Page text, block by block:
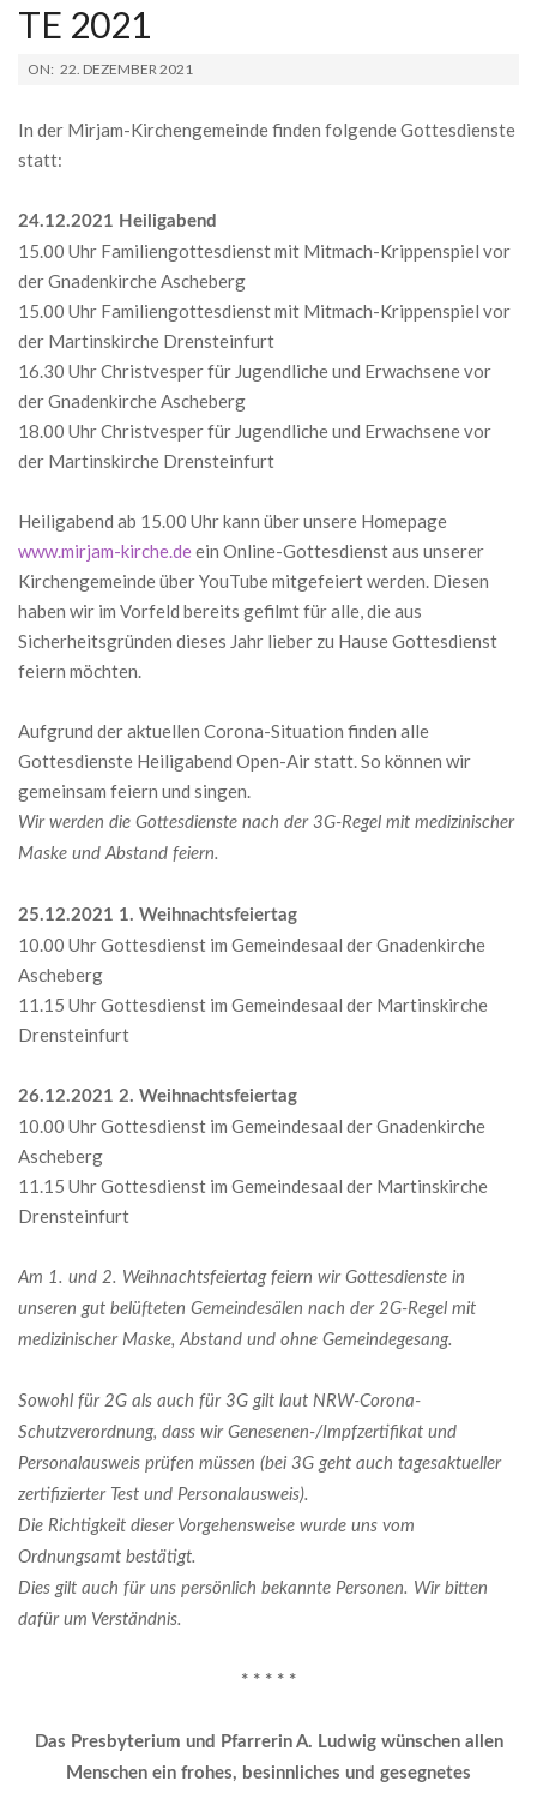
TE 2021
2021-
22
ON: 22. DEZEMBER 2021
In der Mirjam-Kirchengemeinde finden folgende Gottesdienste
statt:
24.12.2021 Heiligabend
15.00 Uhr Familiengottesdienst mit Mitmach-Krippenspiel vor
der Gnadenkirche Ascheberg
15.00 Uhr Familiengottesdienst mit Mitmach-Krippenspiel vor
der Martinskirche Drensteinfurt
16.30 Uhr Christvesper für Jugendliche und Erwachsene vor
der Gnadenkirche Ascheberg
18.00 Uhr Christvesper für Jugendliche und Erwachsene vor
der Martinskirche Drensteinfurt
Heiligabend ab 15.00 Uhr kann über unsere Homepage
www.mirjam-kirche.deein Online-Gottesdienst aus unserer
Kirchengemeinde über YouTube mitgefeiert werden. Diesen
haben wir im Vorfeld bereits gefilmt für alle, die aus
Sicherheitsgründen dieses Jahr lieber zu Hause Gottesdienst
feiern möchten.
Aufgrund der aktuellen Corona-Situation finden alle
Gottesdienste Heiligabend Open-Air statt. So können wir
gemeinsam feiern und singen.
Wir werden die Gottesdienste nach der 3G-Regel mit medizinischer
Maske und Abstand feiern.
25.12.2021 1. Weihnachtsfeiertag
10.00 Uhr Gottesdienst im Gemeindesaal der Gnadenkirche
Ascheberg
11.15 Uhr Gottesdienst im Gemeindesaal der Martinskirche
Drensteinfurt
26.12.2021 2. Weihnachtsfeiertag
10.00 Uhr Gottesdienst im Gemeindesaal der Gnadenkirche
Ascheberg
11.15 Uhr Gottesdienst im Gemeindesaal der Martinskirche
Drensteinfurt
Am 1. und 2. Weihnachtsfeiertag feiern wir Gottesdienste in
unseren gut belüfteten Gemeindesälen nach der 2G-Regel mit
medizinischer Maske, Abstand und ohne Gemeindegesang.
Sowohl für 2G als auch für 3G gilt laut NRW-Corona-
Schutzverordnung, dass wir Genesenen-/Impfzertifikat und
Personalausweis prüfen müssen (bei 3G geht auch tagesaktueller
zertifizierter Test und Personalausweis).
Die Richtigkeit dieser Vorgehensweise wurde uns vom
Ordnungsamt bestätigt.
Dies gilt auch für uns persönlich bekannte Personen. Wir bitten
dafür um Verständnis.
* * * * *
Das Presbyterium und Pfarrerin A. Ludwig wünschen allen
Menschen ein frohes, besinnliches und gesegnetes